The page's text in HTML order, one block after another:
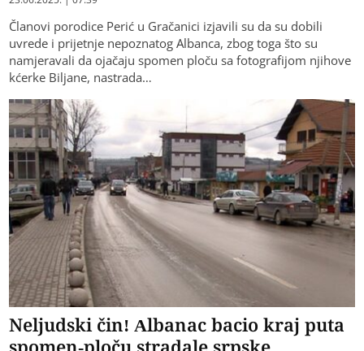
Članovi porodice Perić u Gračanici izjavili su da su dobili
uvrede i prijetnje nepoznatog Albanca, zbog toga što su
namjeravali da ojačaju spomen ploču sa fotografijom njihove
kćerke Biljane, nastrada…
Neljudski čin! Albanac bacio kraj puta
spomen-ploču stradale srpske